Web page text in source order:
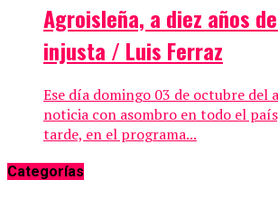
Agroisleña, a diez años
injusta / Luis Ferraz
Ese día domingo 03 de octubre del
noticia con asombro en todo el
tarde, en el programa...
Categorías